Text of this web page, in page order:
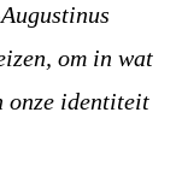
om in wat
onze identiteit